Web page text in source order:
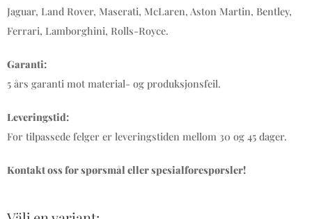
Jaguar, Land Rover, Maserati, McLaren, Aston Martin, Bentley,
Ferrari, Lamborghini, Rolls-Royce.
Garanti:
5 års garanti mot material- og produksjonsfeil.
Leveringstid:
For tilpassede felger er leveringstiden mellom 30 og 45 dager.
Kontakt oss for spørsmål eller spesialforespørsler!